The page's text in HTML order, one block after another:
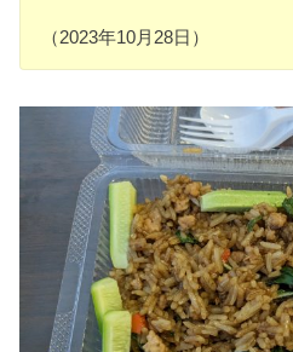
（2023年10月28日）